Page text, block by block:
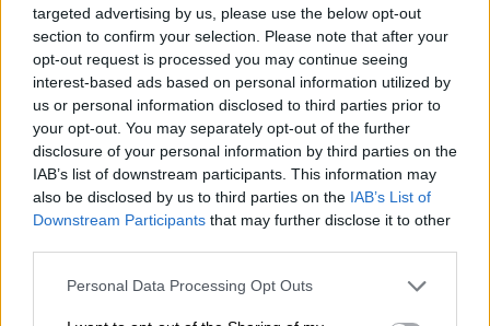
targeted advertising by us, please use the below opt-out
section to confirm your selection. Please note that after your
opt-out request is processed you may continue seeing
interest-based ads based on personal information utilized by
us or personal information disclosed to third parties prior to
your opt-out. You may separately opt-out of the further
disclosure of your personal information by third parties on the
IAB’s list of downstream participants. This information may
also be disclosed by us to third parties on the IAB’s List of
Downstream Participants that may further disclose it to other
Personal Data Processing Opt Outs